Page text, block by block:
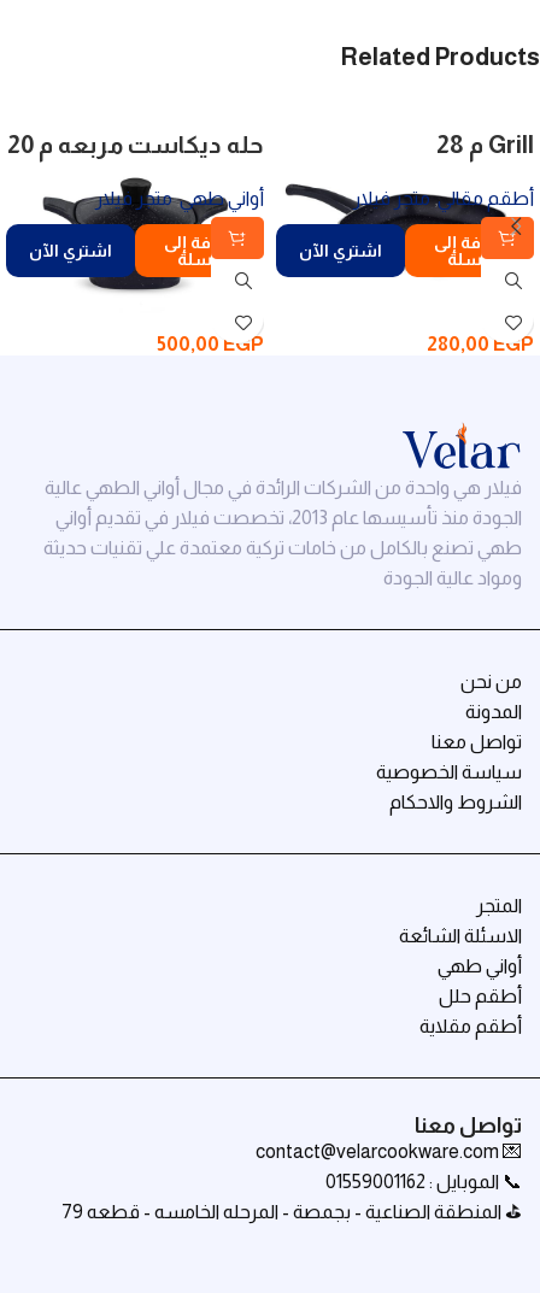
Related Products
Grill م 28
أطقم مقالي,متجر فيلار
إضافة إلى
السلة
اشتري الآن
280,00 EGP
حله ديكاست مربعه م 20
أواني طهي,متجر فيلار
إضافة إلى
السلة
اشتري الآن
500,00 EGP
فيلار هي واحدة من الشركات الرائدة في مجال أواني الطهي عالية
الجودة منذ تأسيسها عام 2013، تخصصت فيلار في تقديم أواني
طهي تصنع بالكامل من خامات تركية معتمدة علي تقنيات حديثة
ومواد عالية الجودة
من نحن
المدونة
تواصل معنا
سياسة الخصوصية
الشروط والاحكام
المتجر
الاسئلة الشائعة
أواني طهي
أطقم حلل
أطقم مقلاية
تواصل معنا
💌 contact@velarcookware.com
📞 الموبايل : 01559001162
⛳ المنطقة الصناعية - بجمصة - المرحله الخامسه - قطعه 79